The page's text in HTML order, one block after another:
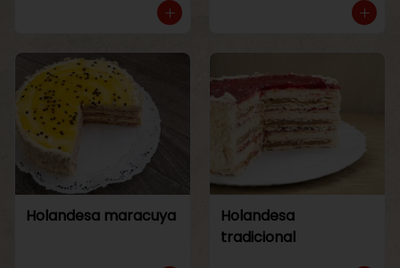
Holandesa maracuya
Holandesa
tradicional